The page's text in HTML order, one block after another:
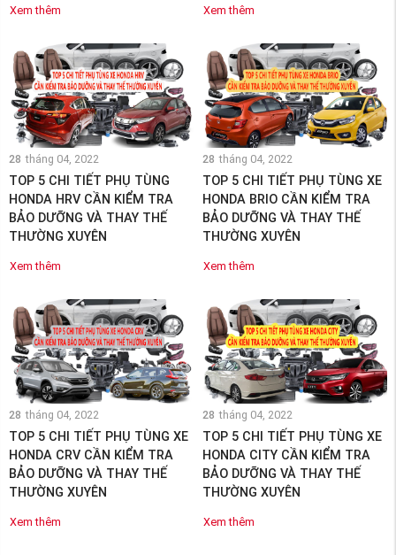
Xem thêm Xem thêm
28 tháng 04, 2022
TOP 5 CHI TIẾT PHỤ TÙNG
HONDA HRV CẦN KIỂM TRA
BẢO DƯỠNG VÀ THAY THẾ
THƯỜNG XUYÊN
Xem thêm
28 tháng 04, 2022
TOP 5 CHI TIẾT PHỤ TÙNG XE
HONDA BRIO CẦN KIỂM TRA
BẢO DƯỠNG VÀ THAY THẾ
THƯỜNG XUYÊN
Xem thêm
28 tháng 04, 2022
TOP 5 CHI TIẾT PHỤ TÙNG XE
HONDA CRV CẦN KIỂM TRA
BẢO DƯỠNG VÀ THAY THẾ
THƯỜNG XUYÊN
Xem thêm
28 tháng 04, 2022
TOP 5 CHI TIẾT PHỤ TÙNG XE
HONDA CITY CẦN KIỂM TRA
BẢO DƯỠNG VÀ THAY THẾ
THƯỜNG XUYÊN
Xem thêm